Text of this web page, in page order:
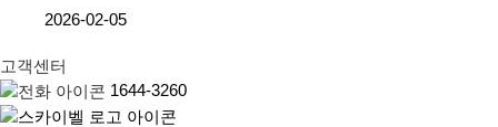
2026-02-05
고객센터
1644-3260